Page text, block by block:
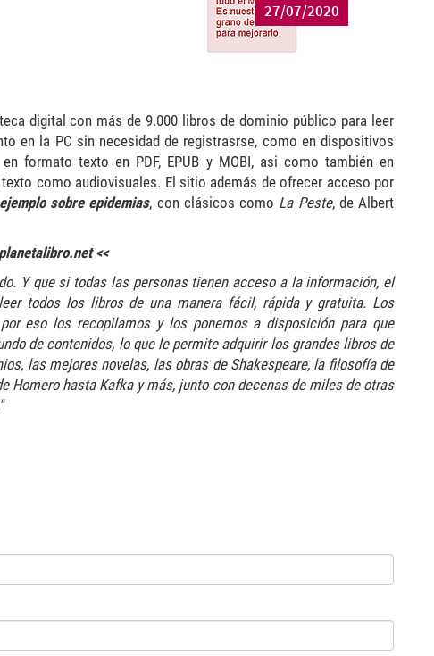
27/07/2020
digital con más de 9.000 libros de dominio público para leer
en la PC sin necesidad de registrasrse, como en dispositivos
formato texto en PDF, EPUB y MOBI, asi como también en
como audiovisuales. El sitio además de ofrecer acceso por
sobre epidemias, con clásicos como La Peste, de Albert
<<
Y que si todas las personas tienen acceso a la información, el
todos los libros de una manera fácil, rápida y gratuita. Los
eso los recopilamos y los ponemos a disposición para que
de contenidos, lo que le permite adquirir los grandes libros de
las mejores novelas, las obras de Shakespeare, la filosofía de
Homero hasta Kafka y más, junto con decenas de miles de otras